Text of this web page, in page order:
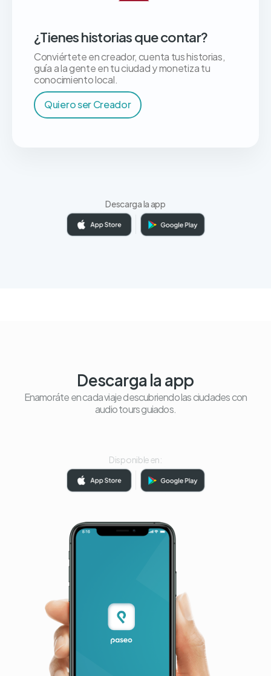
¿Tienes historias que contar?
Conviértete en creador, cuenta tus historias,
guía a la gente en tu ciudad y monetiza tu
conocimiento local.
Quiero ser Creador
Descarga la app
Descarga la app
Enamoráte en cada viaje descubriendo las ciudades con
audio tours guiados.
Disponible en: